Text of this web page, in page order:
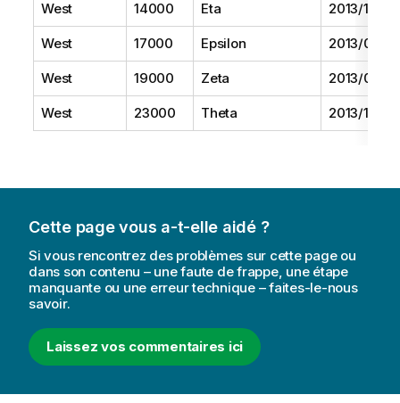
West 14000 Eta 2013/10/01
West 17000 Epsilon 2013/09/01
West 19000 Zeta 2013/06/01
West 23000 Theta 2013/12/01
Cette page vous a-t-elle aidé ?
Si vous rencontrez des problèmes sur cette page ou
dans son contenu – une faute de frappe, une étape
manquante ou une erreur technique – faites-le-nous
savoir.
Laissez vos commentaires ici